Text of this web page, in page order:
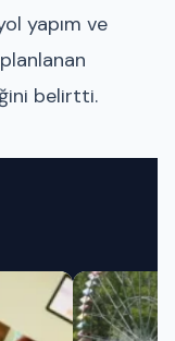
yapım ve
belirtti.